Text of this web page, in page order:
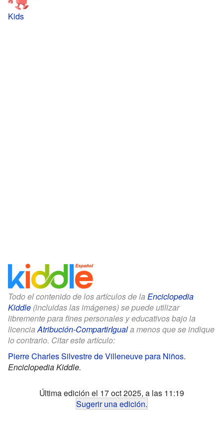
Kids
Todo el contenido de los artículos de la Enciclopedia
Kiddle (incluidas las imágenes) se puede utilizar
libremente para fines personales y educativos bajo la
licenciaAtribución-CompartirIguala menos que se indique
lo contrario. Citar este artículo:
Pierre Charles Silvestre de Villeneuve para Niños.
Enciclopedia Kiddle.
Última edición el 17 oct 2025, a las 11:19
Sugerir una edición.